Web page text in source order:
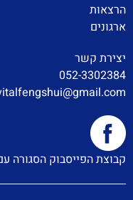
הרצאות
ארגונים
יצירת קשר
052-3302384
קבוצת הפייסבוק הסגורה